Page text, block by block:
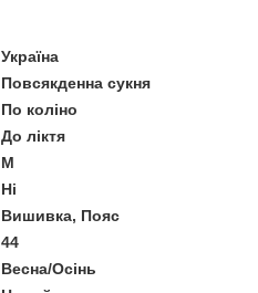
Україна
Повсякденна сукня
По коліно
До ліктя
M
Ні
Вишивка, Пояс
44
Весна/Осінь